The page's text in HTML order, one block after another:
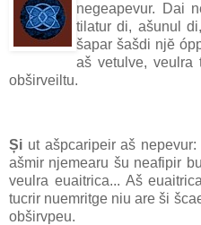
negeapevur. Dai
tilatur di, ašunul
šapar šašdi njĕ
aš vetulve, veulra
obširveiltu.
Și ut ašpcaripeir aš
ašmir njemearu šu neafipir
veulra euaitrica... Aš
tucrir nuemritge niu are ši
obširvpeu.